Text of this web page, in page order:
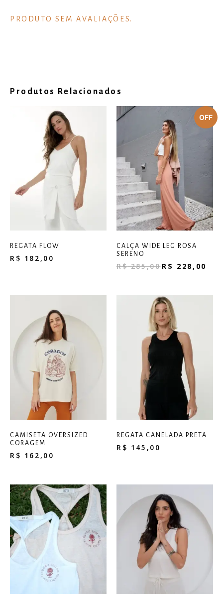
Produtos Relacionados
REGATA FLOW
R$ 182,00
CALÇA WIDE LEG ROSA
SERENO
R$285,00R$ 228,00
CAMISETA OVERSIZED
CORAGEM
R$ 162,00
REGATA CANELADA PRETA
R$ 145,00